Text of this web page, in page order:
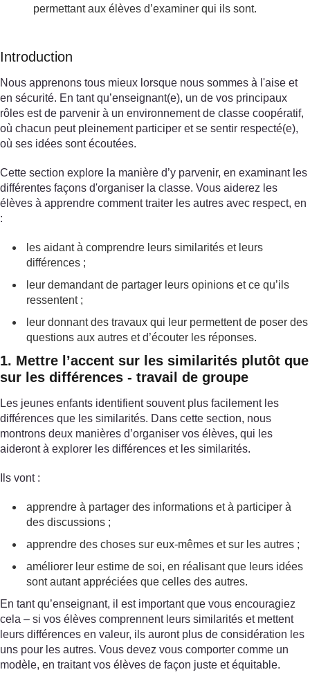
permettant aux élèves d’examiner qui ils sont.
Introduction
Nous apprenons tous mieux lorsque nous sommes à l'aise et
en sécurité. En tant qu’enseignant(e), un de vos principaux
rôles est de parvenir à un environnement de classe coopératif,
où chacun peut pleinement participer et se sentir respecté(e),
où ses idées sont écoutées.
Cette section explore la manière d’y parvenir, en examinant les
différentes façons d'organiser la classe. Vous aiderez les
élèves à apprendre comment traiter les autres avec respect, en
:
les aidant à comprendre leurs similarités et leurs
différences ;
leur demandant de partager leurs opinions et ce qu’ils
ressentent ;
leur donnant des travaux qui leur permettent de poser des
questions aux autres et d’écouter les réponses.
1. Mettre l’accent sur les similarités plutôt que
sur les différences - travail de groupe
Les jeunes enfants identifient souvent plus facilement les
différences que les similarités. Dans cette section, nous
montrons deux manières d’organiser vos élèves, qui les
aideront à explorer les différences et les similarités.
Ils vont :
apprendre à partager des informations et à participer à
des discussions ;
apprendre des choses sur eux-mêmes et sur les autres ;
améliorer leur estime de soi, en réalisant que leurs idées
sont autant appréciées que celles des autres.
En tant qu’enseignant, il est important que vous encouragiez
cela – si vos élèves comprennent leurs similarités et mettent
leurs différences en valeur, ils auront plus de considération les
uns pour les autres. Vous devez vous comporter comme un
modèle, en traitant vos élèves de façon juste et équitable.